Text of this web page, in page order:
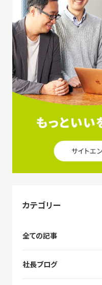
カテゴリー
全ての記事
社長ブログ